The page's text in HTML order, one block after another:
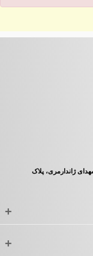
ژاندارمری، پلاک
+
+